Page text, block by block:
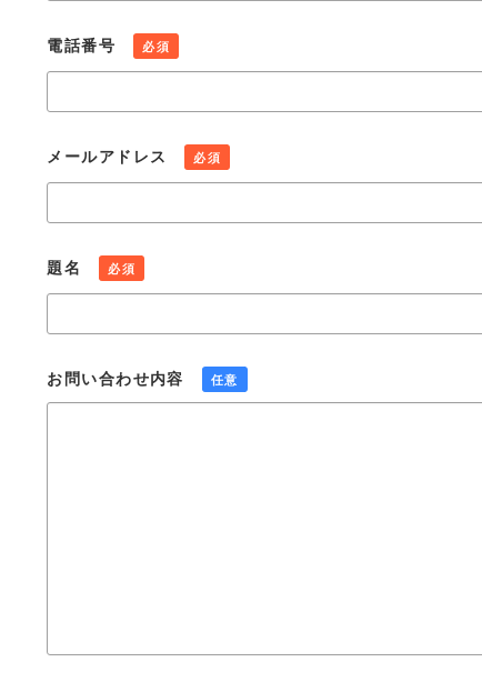
電話番号 必須
メールアドレス 必須
題名 必須
お問い合わせ内容 任意